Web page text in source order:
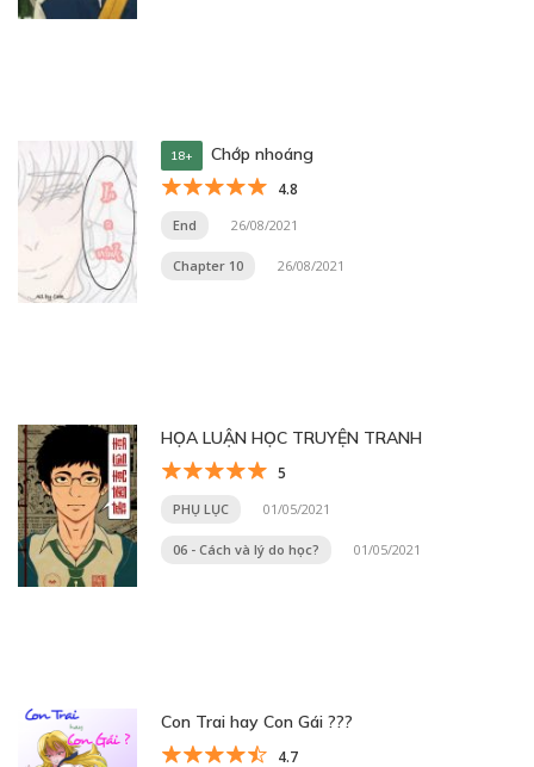
18+ Chớp nhoáng
4.8
End 26/08/2021
Chapter 10 26/08/2021
HỌA LUẬN HỌC TRUYỆN TRANH
5
PHỤ LỤC 01/05/2021
06 - Cách và lý do học? 01/05/2021
Con Trai hay Con Gái ???
4.7